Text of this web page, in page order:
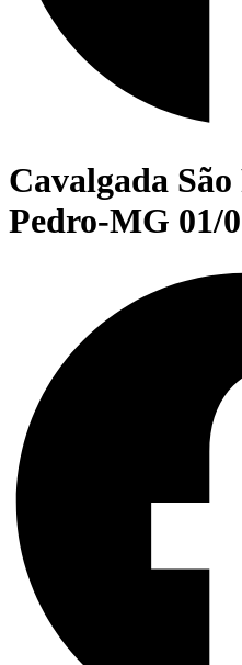
Cavalgada
Pedro-MG 01/